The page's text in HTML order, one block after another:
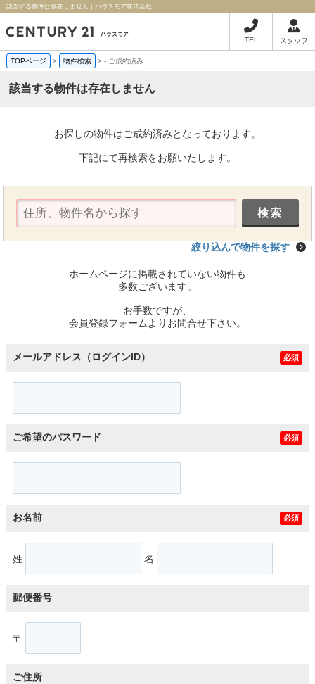
該当する物件は存在しません｜ハウスモア株式会社
TEL スタッフ
TOPページ > 物件検索 >- ご成約済み
該当する物件は存在しません
お探しの物件はご成約済みとなっております。
下記にて再検索をお願いたします。
絞り込んで物件を探す
ホームページに掲載されていない物件も
多数ございます。
お手数ですが、
会員登録フォームよりお問合せ下さい。
メールアドレス（ログインID） 必須
ご希望のパスワード 必須
お名前 必須
姓 名
郵便番号
〒
ご住所